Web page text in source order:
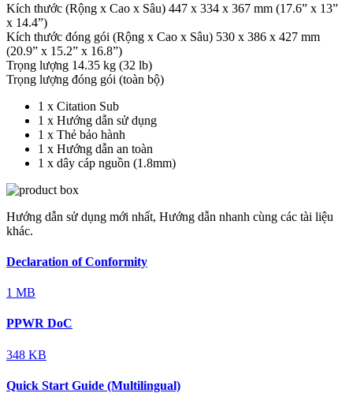
Kích thước (Rộng x Cao x Sâu) 447 x 334 x 367 mm (17.6” x 13”
x 14.4”)
Kích thước đóng gói (Rộng x Cao x Sâu) 530 x 386 x 427 mm
(20.9” x 15.2” x 16.8”)
Trọng lượng 14.35 kg (32 lb)
Trọng lượng đóng gói (toàn bộ)
1 x Citation Sub
1 x Hướng dẫn sử dụng
1 x Thẻ bảo hành
1 x Hướng dẫn an toàn
1 x dây cáp nguồn (1.8mm)
Hướng dẫn sử dụng mới nhất, Hướng dẫn nhanh cùng các tài liệu
khác.
Declaration of Conformity
1 MB
PPWR DoC
348 KB
Quick Start Guide (Multilingual)